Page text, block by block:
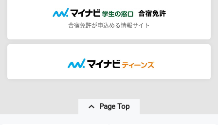
合宿免許が申込める情報サイト
Page Top